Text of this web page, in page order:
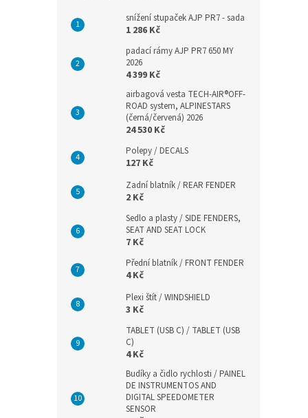
snížení stupaček AJP PR7 - sada
1 286 Kč
padací rámy AJP PR7 650 MY
2026
4 399 Kč
airbagová vesta TECH-AIR®OFF-
ROAD system, ALPINESTARS
(černá/červená) 2026
24 530 Kč
Polepy / DECALS
127 Kč
Zadní blatník / REAR FENDER
2 Kč
Sedlo a plasty / SIDE FENDERS,
SEAT AND SEAT LOCK
7 Kč
Přední blatník / FRONT FENDER
4 Kč
Plexi štít / WINDSHIELD
3 Kč
TABLET (USB C) / TABLET (USB
C)
4 Kč
Budíky a čidlo rychlosti / PAINEL
DE INSTRUMENTOS AND
DIGITAL SPEEDOMETER
SENSOR